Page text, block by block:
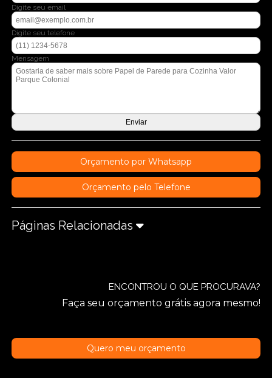
Digite seu email
Digite seu telefone
Mensagem
Orçamento por Whatsapp
Orçamento pelo Telefone
Páginas Relacionadas
ENCONTROU O QUE PROCURAVA?
Faça seu orçamento grátis agora mesmo!
Quero meu orçamento